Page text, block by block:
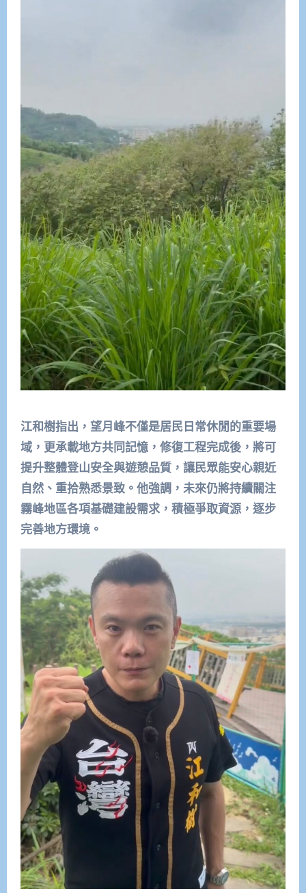
江和樹指出，望月峰不僅是居民日常休閒的重要場
域，更承載地方共同記憶，修復工程完成後，將可
提升整體登山安全與遊憩品質，讓民眾能安心親近
自然、重拾熟悉景致。他強調，未來仍將持續關注
霧峰地區各項基礎建設需求，積極爭取資源，逐步
完善地方環境。